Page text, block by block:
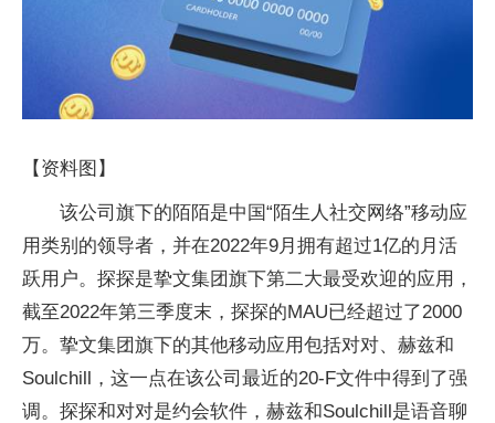
【资料图】
该公司旗下的陌陌是中国“陌生人社交网络”移动应
用类别的领导者，并在2022年9月拥有超过1亿的月活
跃用户。探探是挚文集团旗下第二大最受欢迎的应用，
截至2022年第三季度末，探探的MAU已经超过了2000
万。挚文集团旗下的其他移动应用包括对对、赫兹和
Soulchill，这一点在该公司最近的20-F文件中得到了强
调。探探和对对是约会软件，赫兹和Soulchill是语音聊